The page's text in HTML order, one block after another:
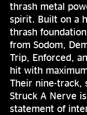
thrash metal
spirit. Built on a
thrash
from Sodom,
Trip, Enforced,
hit with
Their nine-track,
Struck A Nerve
statement of